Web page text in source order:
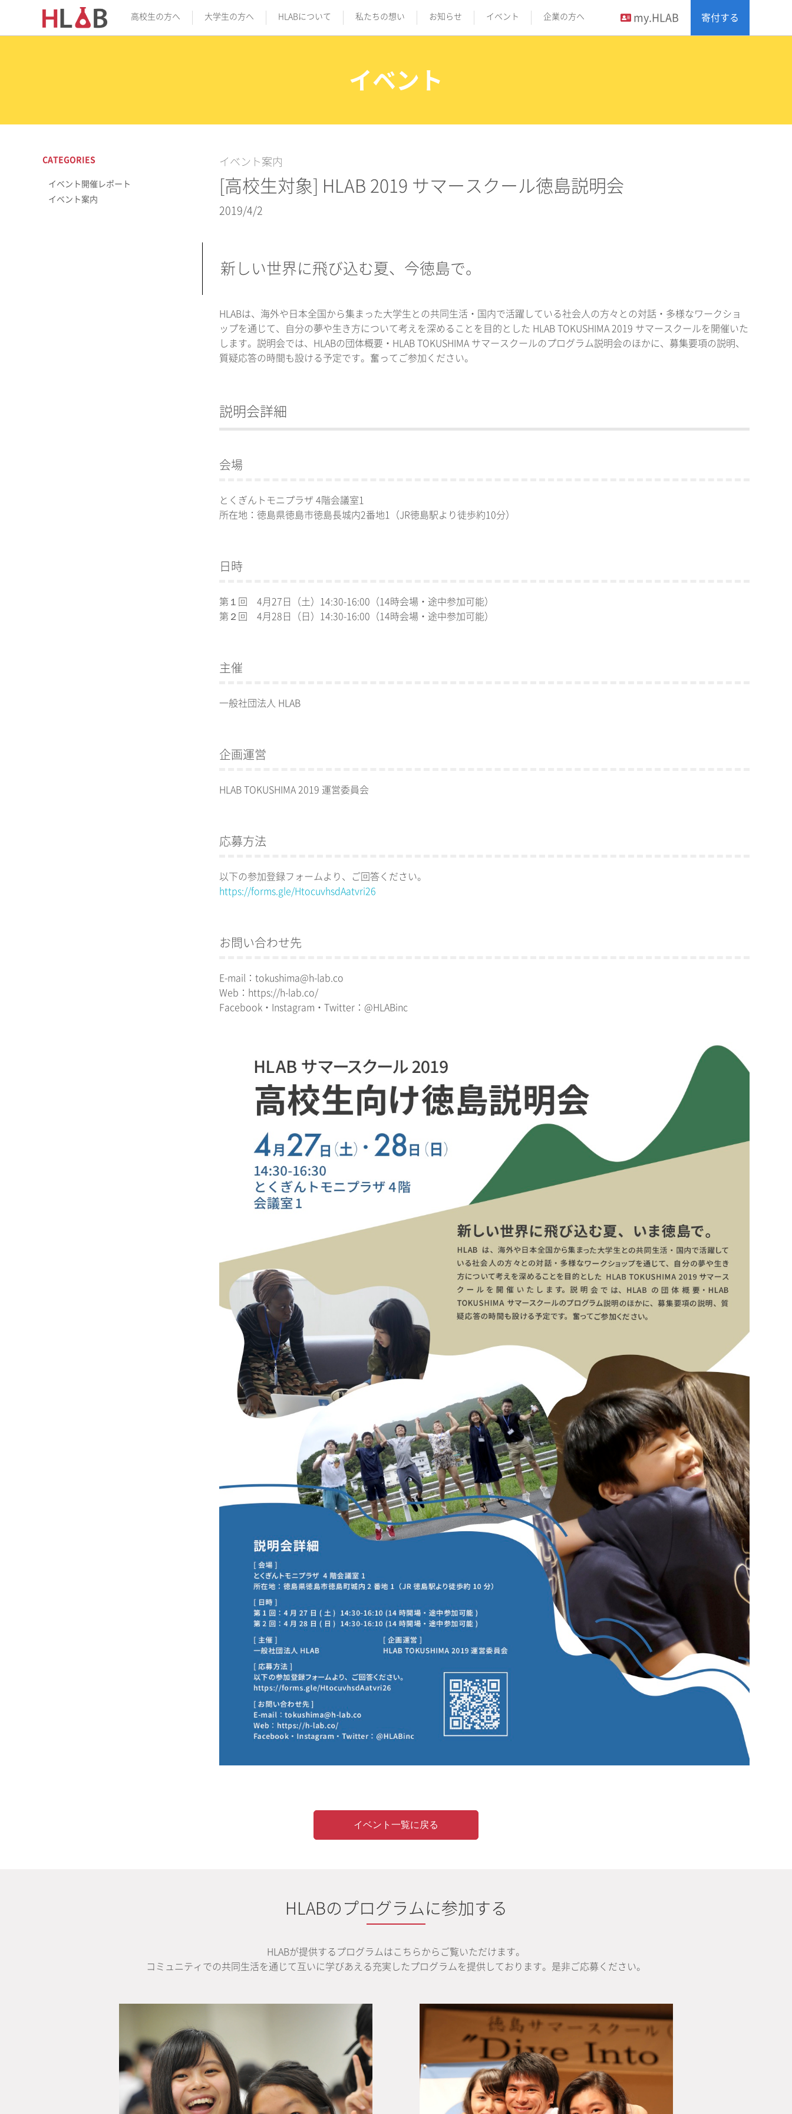
高校生の方へ 大学生の方へ HLABについて 私たちの想い お知らせ イベント 企業の方へ my.HLAB 寄付する
イベント
イベント案内
[高校生対象] HLAB 2019 サマースクール徳島説明会
2019/4/2
新しい世界に飛び込む夏、今徳島で。
HLABは、海外や日本全国から集まった大学生との共同生活・国内で活躍している社会人の方々との対話・多様なワークショ
ップを通じて、自分の夢や生き方について考えを深めることを目的とした HLAB TOKUSHIMA 2019 サマースクールを開催いた
します。説明会では、HLABの団体概要・HLAB TOKUSHIMA サマースクールのプログラム説明会のほかに、募集要項の説明、
質疑応答の時間も設ける予定です。奮ってご参加ください。
説明会詳細
会場
とくぎんトモニプラザ 4階会議室1
所在地：徳島県徳島市徳島長城内2番地1（JR徳島駅より徒歩約10分）
日時
第１回 4月27日（土）14:30-16:00（14時会場・途中参加可能）
第２回 4月28日（日）14:30-16:00（14時会場・途中参加可能）
主催
一般社団法人 HLAB
企画運営
HLAB TOKUSHIMA 2019 運営委員会
応募方法
以下の参加登録フォームより、ご回答ください。
https://forms.gle/HtocuvhsdAatvri26
お問い合わせ先
E-mail：tokushima@h-lab.co
Web：https://h-lab.co/
Facebook・Instagram・Twitter：@HLABinc
イベント一覧に戻る
CATEGORIES
イベント開催レポート
イベント案内
HLABのプログラムに参加する
HLABが提供するプログラムはこちらからご覧いただけます。
コミュニティでの共同生活を通じて互いに学びあえる充実したプログラムを提供しております。是非ご応募ください。